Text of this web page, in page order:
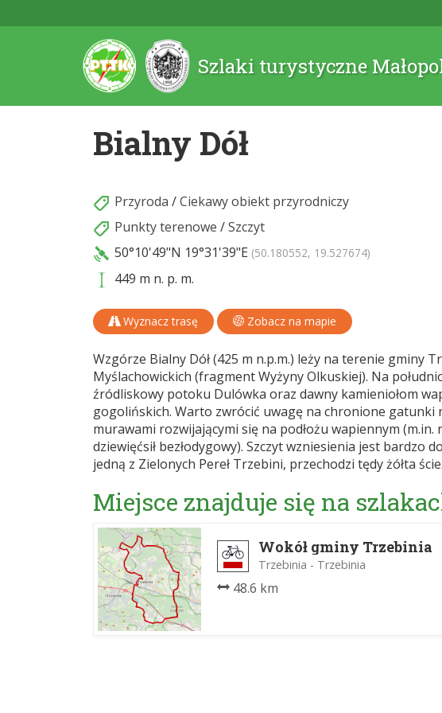
Szlaki turystyczne
Bialny Dół
Przyroda /Ciekawy obiekt przyrodniczy
Punkty terenowe /Szczyt
50°10'49"N 19°31'39"E (50.180552, 19.527674)
449 m n. p. m.
Wyznacz trasę Zobacz na mapie
Wzgórze Bialny Dół (425 m n.p.m.) leży na terenie gminy
Myślachowickich (fragment Wyżyny Olkuskiej). Na
źródliskowy potoku Dulówka oraz dawny kamieniołom
gogolińskich. Warto zwrócić uwagę na chronione gatunki
murawami rozwijającymi się na podłożu wapiennym
dziewięćsił bezłodygowy). Szczyt wzniesienia jest
jedną z Zielonych Pereł Trzebini, przechodzi tędy żółta
Miejsce znajduje się na
Wokół gminy Trzebinia
Trzebinia - Trzebinia
48.6 km